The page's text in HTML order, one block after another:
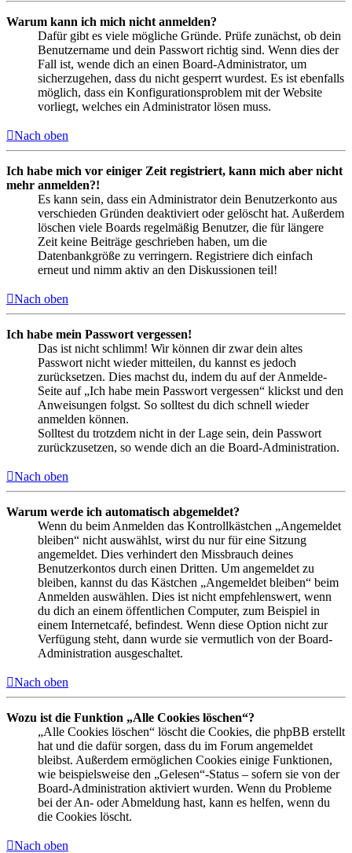
Warum kann ich mich nicht anmelden?
Dafür gibt es viele mögliche Gründe. Prüfe zunächst, ob dein
Benutzername und dein Passwort richtig sind. Wenn dies der
Fall ist, wende dich an einen Board-Administrator, um
sicherzugehen, dass du nicht gesperrt wurdest. Es ist ebenfalls
möglich, dass ein Konfigurationsproblem mit der Website
vorliegt, welches ein Administrator lösen muss.
Nach oben
Ich habe mich vor einiger Zeit registriert, kann mich aber nicht
mehr anmelden?!
Es kann sein, dass ein Administrator dein Benutzerkonto aus
verschieden Gründen deaktiviert oder gelöscht hat. Außerdem
löschen viele Boards regelmäßig Benutzer, die für längere
Zeit keine Beiträge geschrieben haben, um die
Datenbankgröße zu verringern. Registriere dich einfach
erneut und nimm aktiv an den Diskussionen teil!
Nach oben
Ich habe mein Passwort vergessen!
Das ist nicht schlimm! Wir können dir zwar dein altes
Passwort nicht wieder mitteilen, du kannst es jedoch
zurücksetzen. Dies machst du, indem du auf der Anmelde-
Seite auf „Ich habe mein Passwort vergessen“ klickst und den
Anweisungen folgst. So solltest du dich schnell wieder
anmelden können.
Solltest du trotzdem nicht in der Lage sein, dein Passwort
zurückzusetzen, so wende dich an die Board-Administration.
Nach oben
Warum werde ich automatisch abgemeldet?
Wenn du beim Anmelden das Kontrollkästchen „Angemeldet
bleiben“ nicht auswählst, wirst du nur für eine Sitzung
angemeldet. Dies verhindert den Missbrauch deines
Benutzerkontos durch einen Dritten. Um angemeldet zu
bleiben, kannst du das Kästchen „Angemeldet bleiben“ beim
Anmelden auswählen. Dies ist nicht empfehlenswert, wenn
du dich an einem öffentlichen Computer, zum Beispiel in
einem Internetcafé, befindest. Wenn diese Option nicht zur
Verfügung steht, dann wurde sie vermutlich von der Board-
Administration ausgeschaltet.
Nach oben
Wozu ist die Funktion „Alle Cookies löschen“?
„Alle Cookies löschen“ löscht die Cookies, die phpBB erstellt
hat und die dafür sorgen, dass du im Forum angemeldet
bleibst. Außerdem ermöglichen Cookies einige Funktionen,
wie beispielsweise den „Gelesen“-Status – sofern sie von der
Board-Administration aktiviert wurden. Wenn du Probleme
bei der An- oder Abmeldung hast, kann es helfen, wenn du
die Cookies löscht.
Nach oben